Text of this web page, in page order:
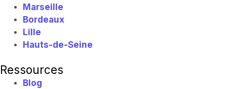
Marseille
Bordeaux
Lille
Hauts-de-Seine
Ressources
Blog